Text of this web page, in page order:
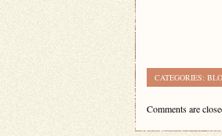
CATEGORIES:
Comments are